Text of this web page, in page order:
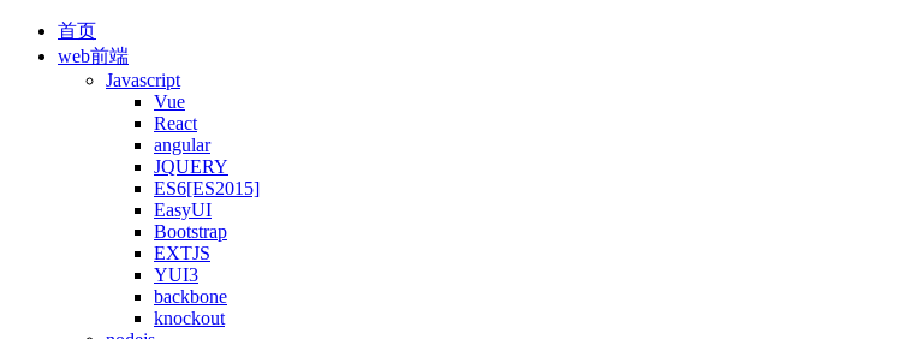
首页
web前端
Javascript
Vue
React
angular
JQUERY
ES6[ES2015]
EasyUI
Bootstrap
EXTJS
YUI3
backbone
knockout